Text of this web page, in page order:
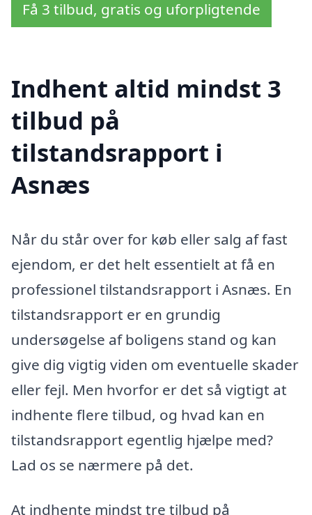
Få 3 tilbud, gratis og uforpligtende
Indhent altid mindst 3
tilbud på
tilstandsrapport i
Asnæs
Når du står over for køb eller salg af fast
ejendom, er det helt essentielt at få en
professionel tilstandsrapport i Asnæs. En
tilstandsrapport er en grundig
undersøgelse af boligens stand og kan
give dig vigtig viden om eventuelle skader
eller fejl. Men hvorfor er det så vigtigt at
indhente flere tilbud, og hvad kan en
tilstandsrapport egentlig hjælpe med?
Lad os se nærmere på det.
At indhente mindst tre tilbud på